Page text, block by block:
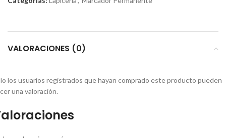
VALORACIONES (0)
los usuarios registrados que hayan comprado este producto pueden
una valoración.